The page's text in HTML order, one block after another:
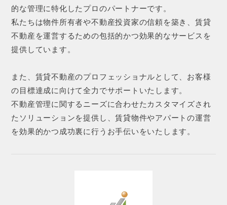
的な管理に特化したプロのパートナーです。
私たちは物件所有者や不動産投資家の信頼を築き、賃貸
不動産を運営するための包括的かつ効果的なサービスを
提供しています。
また、賃貸不動産のプロフェッショナルとして、お客様
の目標達成に向けて全力でサポートいたします。
不動産管理に関するニーズに合わせたカスタマイズされ
たソリューションを提供し、賃貸物件やアパートの運営
を効果的かつ成功裏に行うお手伝いをいたします。